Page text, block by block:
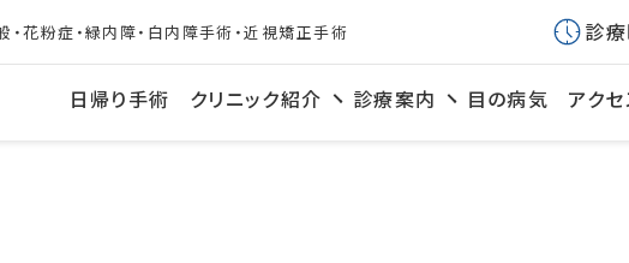
・花粉症・緑内障・白内障手術・近視矯正手術 診療
日帰り手術 クリニック紹介 診療案内 目の病気 アク